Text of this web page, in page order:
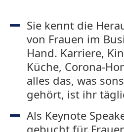
Sie kennt die
von Frauen im
Hand. Karriere,
Küche, Corona-
alles das, was
gehört, ist ihr
Als Keynote
gebucht für